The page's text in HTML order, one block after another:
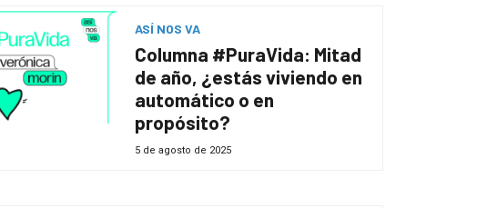
ASÍ NOS VA
Columna #PuraVida: Mitad
de año, ¿estás viviendo en
automático o en
propósito?
5 de agosto de 2025